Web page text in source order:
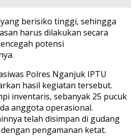
berisiko tinggi, sehingga
harus dilakukan secara
potensi
Polres Nganjuk IPTU
hasil kegiatan tersebut.
inventaris, sebanyak 25 pucuk
anggota operasional.
telah disimpan di gudang
pengamanan ketat.